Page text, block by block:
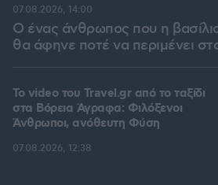
Ο ένας άνθρωπος που η
θα άφηνε ποτέ να περιμένει
07.08.2026, 14:00
To video του Travel.gr από το ταξίδι
στα Βόρεια Άγραφα: Φιλόξενοι
Άνθρωποι, ανόθευτη Φύση
07.08.2026, 12:38